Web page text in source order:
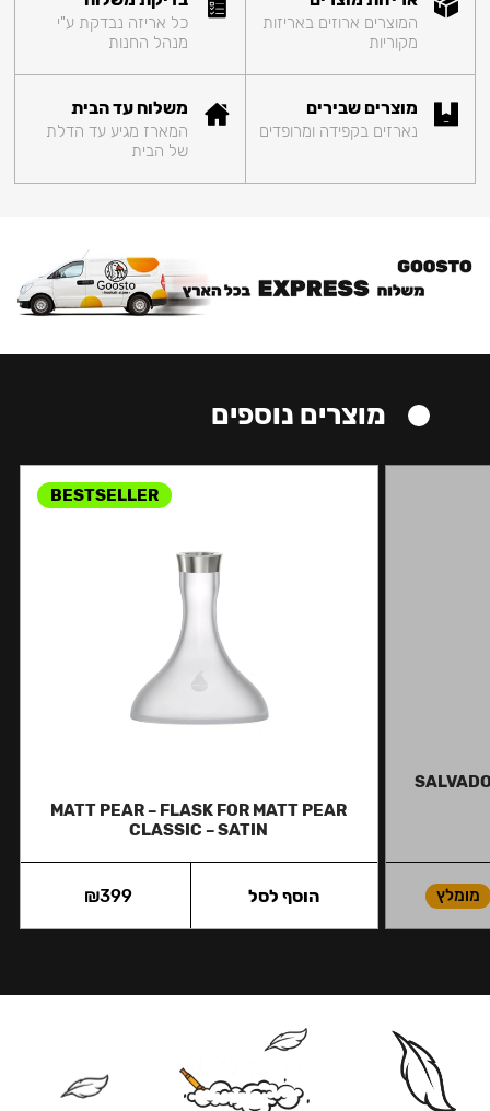
המוצרים ארוזים באריזות
מקוריות
כל אריזה נבדקת ע"י
מנהל החנות
מוצרים שבירים
נארזים בקפידה ומרופדים
משלוח עד הבית
המארז מגיע עד הדלת
של הבית
מוצרים נוספים
מומלץ
BESTSELLER
MATT PEAR – FLASK FOR MATT PEAR
CLASSIC – SATIN
₪399 הוסף לסל